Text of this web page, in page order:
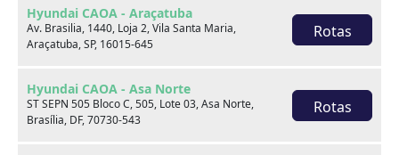
Hyundai CAOA - Araçatuba
Av. Brasilia, 1440, Loja 2, Vila Santa Maria,
Araçatuba, SP, 16015-645
Rotas
Hyundai CAOA - Asa Norte
ST SEPN 505 Bloco C, 505, Lote 03, Asa Norte,
Brasília, DF, 70730-543
Rotas
Você pode gostar de